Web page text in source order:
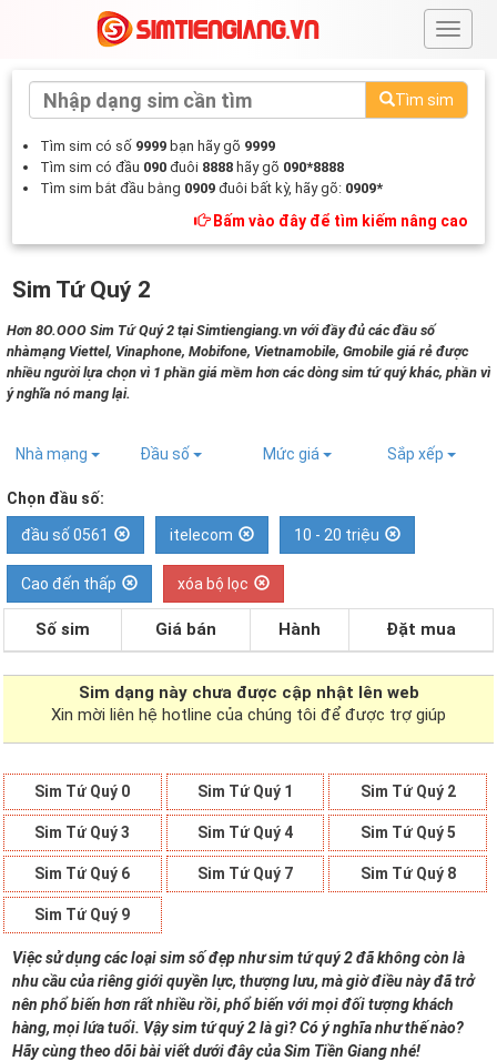
#
Tìm sim
Tìm sim có số 9999 bạn hãy gõ 9999
Tìm sim có đầu 090 đuôi 8888 hãy gõ 090*8888
Tìm sim bắt đầu bằng 0909 đuôi bất kỳ, hãy gõ: 0909*
Bấm vào đây để tìm kiếm nâng cao
Sim Tứ Quý 2
Hơn 8O.OOO Sim Tứ Quý 2 tại Simtiengiang.vn với đầy đủ các đầu số
nhàmạng Viettel, Vinaphone, Mobifone, Vietnamobile, Gmobile giá rẻ được
nhiều người lựa chọn vì 1 phần giá mềm hơn các dòng sim tứ quý khác, phần vì
ý nghĩa nó mang lại.
Nhà mạng Đầu số Mức giá Sắp xếp
Chọn đầu số:
đầu số 0561 itelecom 10 - 20 triệu
Cao đến thấp xóa bộ lọc
Số sim Giá bán Hành Đặt mua
Sim dạng này chưa được cập nhật lên web
Xin mời liên hệ hotline của chúng tôi để được trợ giúp
Sim Tứ Quý 0 Sim Tứ Quý 1 Sim Tứ Quý 2
Sim Tứ Quý 3 Sim Tứ Quý 4 Sim Tứ Quý 5
Sim Tứ Quý 6 Sim Tứ Quý 7 Sim Tứ Quý 8
Sim Tứ Quý 9
Việc sử dụng các loại sim số đẹp như sim tứ quý 2 đã không còn là
nhu cầu của riêng giới quyền lực, thượng lưu, mà giờ điều này đã trở
nên phổ biến hơn rất nhiều rồi, phổ biến với mọi đối tượng khách
hàng, mọi lứa tuổi. Vậy sim tứ quý 2 là gì? Có ý nghĩa như thế nào?
Hãy cùng theo dõi bài viết dưới đây của Sim Tiền Giang nhé!